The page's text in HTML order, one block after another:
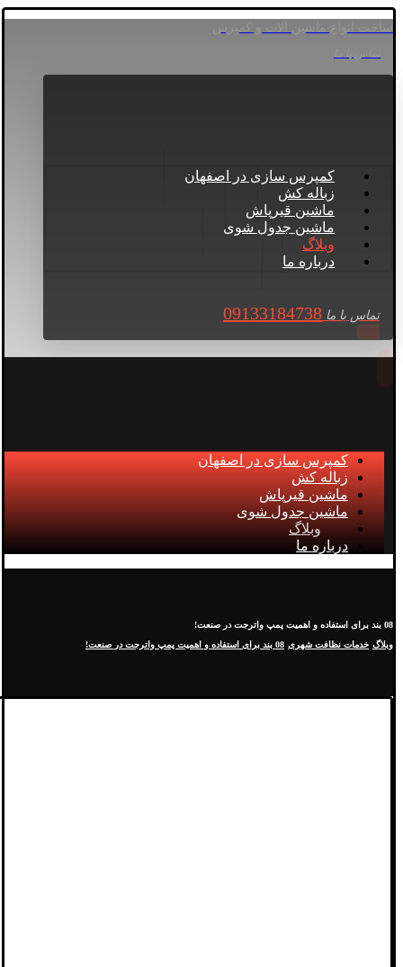
ساخت انواع ماشین آلات و کمپرس
کمپرس سازی در اصفهان
زباله کش
ماشین قیرپاش
ماشین جدول شوی
وبلاگ
درباره ما
تماس با ما 09133184738
کمپرس سازی در اصفهان
زباله کش
ماشین قیرپاش
ماشین جدول شوی
وبلاگ
درباره ما
08 بند برای استفاده و اهمیت پمپ واترجت در صنعت!
وبلاگ خدمات نظافت شهری 08 بند برای استفاده و اهمیت پمپ واترجت در صنعت!